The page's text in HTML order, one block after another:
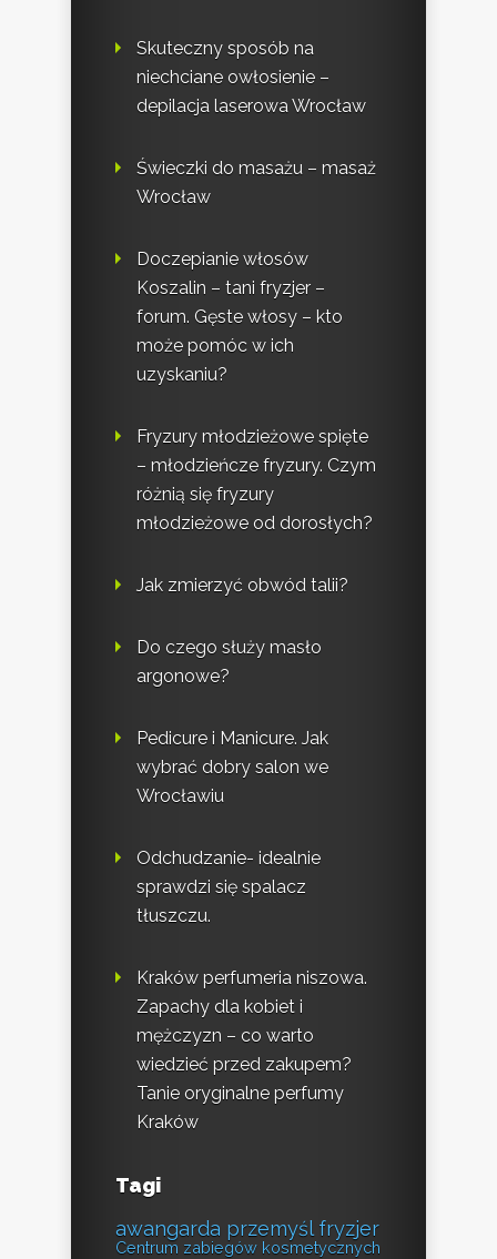
Skuteczny sposób na
niechciane owłosienie –
depilacja laserowa Wrocław
Świeczki do masażu – masaż
Wrocław
Doczepianie włosów
Koszalin – tani fryzjer –
forum. Gęste włosy – kto
może pomóc w ich
uzyskaniu?
Fryzury młodzieżowe spięte
– młodzieńcze fryzury. Czym
różnią się fryzury
młodzieżowe od dorosłych?
Jak zmierzyć obwód talii?
Do czego służy masło
argonowe?
Pedicure i Manicure. Jak
wybrać dobry salon we
Wrocławiu
Odchudzanie- idealnie
sprawdzi się spalacz
tłuszczu.
Kraków perfumeria niszowa.
Zapachy dla kobiet i
mężczyzn – co warto
wiedzieć przed zakupem?
Tanie oryginalne perfumy
Kraków
Tagi
awangarda przemyśl fryzjer
Centrum zabiegów kosmetycznych